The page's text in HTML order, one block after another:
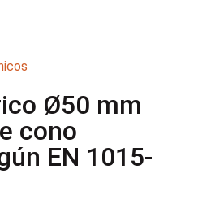
Ø50 mm
cono
EN 1015-